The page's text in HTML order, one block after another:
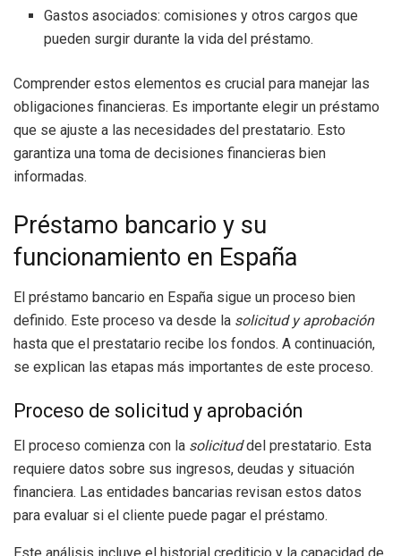
Gastos asociados: comisiones y otros cargos que
pueden surgir durante la vida del préstamo.
Comprender estos elementos es crucial para manejar las
obligaciones financieras. Es importante elegir un préstamo
que se ajuste a las necesidades del prestatario. Esto
garantiza una toma de decisiones financieras bien
informadas.
Préstamo bancario y su
funcionamiento en España
El préstamo bancario en España sigue un proceso bien
definido. Este proceso va desde la solicitud y aprobación
hasta que el prestatario recibe los fondos. A continuación,
se explican las etapas más importantes de este proceso.
Proceso de solicitud y aprobación
El proceso comienza con la solicituddel prestatario. Esta
requiere datos sobre sus ingresos, deudas y situación
financiera. Las entidades bancarias revisan estos datos
para evaluar si el cliente puede pagar el préstamo.